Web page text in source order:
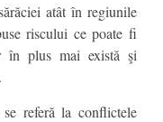
atât în regiunile
riscului ce poate fi
în plus mai există şi
referă la conflictele